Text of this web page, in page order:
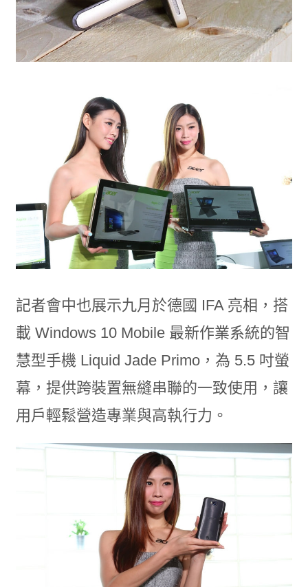
記者會中也展示九月於德國 IFA 亮相，搭
載 Windows 10 Mobile 最新作業系統的智
慧型手機 Liquid Jade Primo，為 5.5 吋螢
幕，提供跨裝置無縫串聯的一致使用，讓
用戶輕鬆營造專業與高執行力。